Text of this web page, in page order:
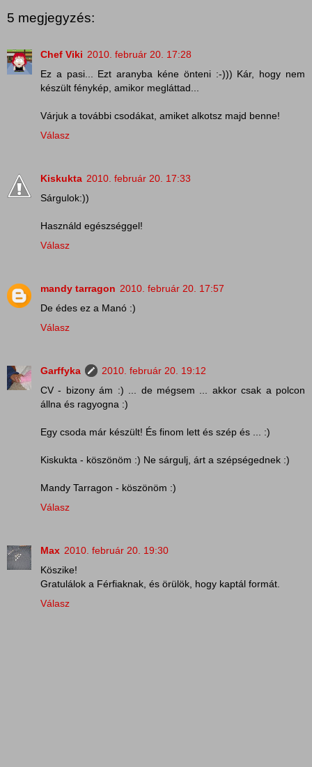
5 megjegyzés:
Chef Viki 2010. február 20. 17:28
Ez a pasi... Ezt aranyba kéne önteni :-))) Kár, hogy nem
készült fénykép, amikor megláttad...
Várjuk a további csodákat, amiket alkotsz majd benne!
Válasz
Kiskukta 2010. február 20. 17:33
Sárgulok:))
Használd egészséggel!
Válasz
mandy tarragon 2010. február 20. 17:57
De édes ez a Manó :)
Válasz
Garffyka
2010. február 20. 19:12
CV - bizony ám :) ... de mégsem ... akkor csak a polcon
állna és ragyogna :)
Egy csoda már készült! És finom lett és szép és ... :)
Kiskukta - köszönöm :) Ne sárgulj, árt a szépségednek :)
Mandy Tarragon - köszönöm :)
Válasz
Max 2010. február 20. 19:30
Köszike!
Gratulálok a Férfiaknak, és örülök, hogy kaptál formát.
Válasz